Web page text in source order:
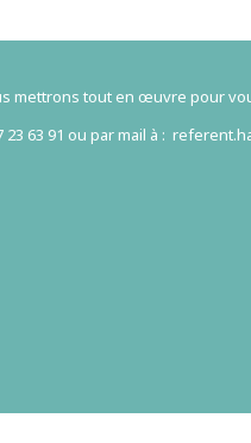
mettrons tout en œuvre pour
63 91 ou par mail à :